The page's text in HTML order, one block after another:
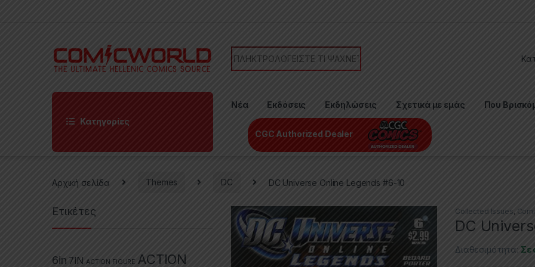
Κατηγορίες
Νέα Εκδόσεις Εκδηλώσεις Σχετικά με εμάς Που
CGC Authorized Dealer
Αρχική σελίδα Themes DC DC Universe Online Legends #6-10
Collected Issues,
DC
Διαθεσιμότητα: Σε
Ετικέτες
6in 7IN ACTION FIGURE ACTION